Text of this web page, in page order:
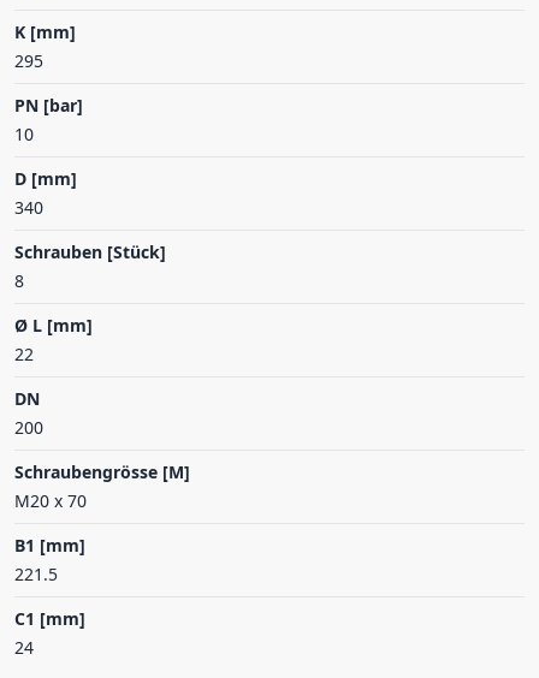
K [mm]
295
PN [bar]
10
D [mm]
340
Schrauben [Stück]
8
Ø L [mm]
22
DN
200
Schraubengrösse [M]
M20 x 70
B1 [mm]
221.5
C1 [mm]
24